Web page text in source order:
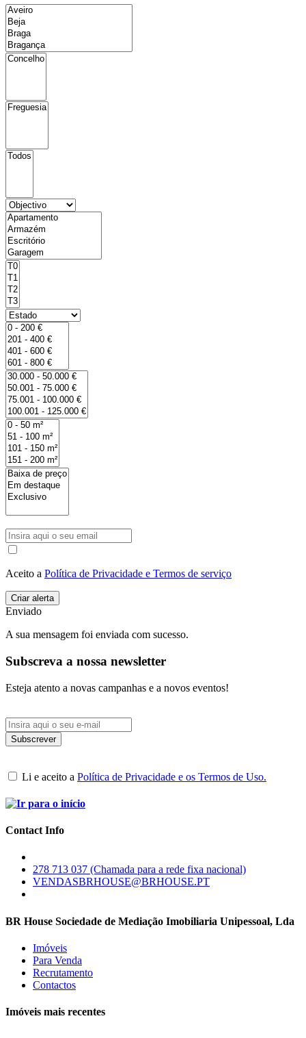
Aceito a Política de Privacidade e Termos de serviço
Enviado
A sua mensagem foi enviada com sucesso.
Subscreva a nossa newsletter
Esteja atento a novas campanhas e a novos eventos!
Li e aceito a Política de Privacidade e os Termos de Uso.
Contact Info
278 713 037 (Chamada para a rede fixa nacional)
VENDASBRHOUSE@BRHOUSE.PT
BR House Sociedade de Mediação Imobiliaria Unipessoal, Lda
Imóveis
Para Venda
Recrutamento
Contactos
Imóveis mais recentes